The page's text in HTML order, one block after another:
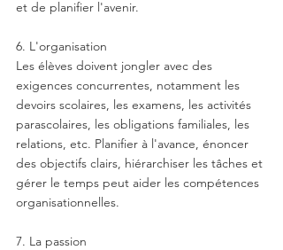
et de planifier l'avenir.
6. L'organisation
Les élèves doivent jongler avec des
exigences concurrentes, notamment les
devoirs scolaires, les examens, les activités
parascolaires, les obligations familiales, les
relations, etc. Planifier à l'avance, énoncer
des objectifs clairs, hiérarchiser les tâches et
gérer le temps peut aider les compétences
organisationnelles.
7. La passion